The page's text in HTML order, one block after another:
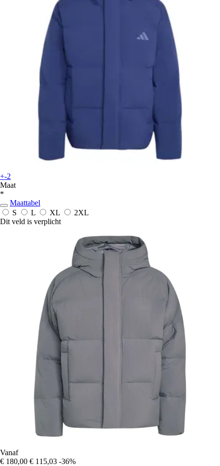
+-2
Maat
*
Maattabel
S
L XL
2XL
Dit veld is verplicht
Vanaf
€ 180,00 € 115,03 -36%